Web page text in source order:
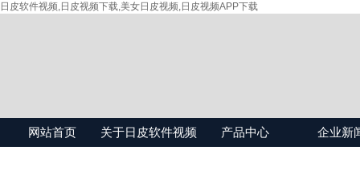
日皮软件视频,日皮视频下载,美女日皮视频,日皮视频APP下载
网站首页 关于日皮软件视频 产品中心 企业新